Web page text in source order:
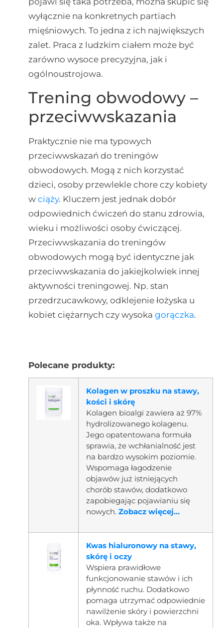
wyłącznie na konkretnych partiach
mięśniowych. To jedna z ich największych
zalet. Praca z ludzkim ciałem może być
zarówno wysoce precyzyjna, jak i
ogólnoustrojowa.
Trening obwodowy –
przeciwwskazania
Praktycznie nie ma typowych
przeciwwskazań do treningów
obwodowych. Mogą z nich korzystać
dzieci, osoby przewlekle chore czy kobiety
w ciąży. Kluczem jest jednak dobór
odpowiednich ćwiczeń do stanu zdrowia,
wieku i możliwości osoby ćwiczącej.
Przeciwwskazania do treningów
obwodowych mogą być identyczne jak
przeciwwskazania do jakiejkolwiek innej
aktywności treningowej. Np. stan
przedrzucawkowy, odklejenie łożyska u
kobiet ciężarnych czy wysoka gorączka.
Polecane produkty:
Kolagen w proszku na stawy,
kości i skórę
Kolagen bioalgi zawiera aż 97%
hydrolizowanego kolagenu.
Jego opatentowana formuła
sprawia, że wchłanialność jest
na bardzo wysokim poziomie.
Wspomaga łagodzenie
objawów już istniejących
chorób stawów, dodatkowo
zapobiegając pojawianiu się
nowych. Zobacz więcej...
Kwas hialuronowy na stawy,
skórę i oczy
Wspiera prawidłowe
funkcjonowanie stawów i ich
płynność ruchu. Dodatkowo
pomaga utrzymać odpowiednie
nawilżenie skóry i powierzchni
oka. Wpływa także na